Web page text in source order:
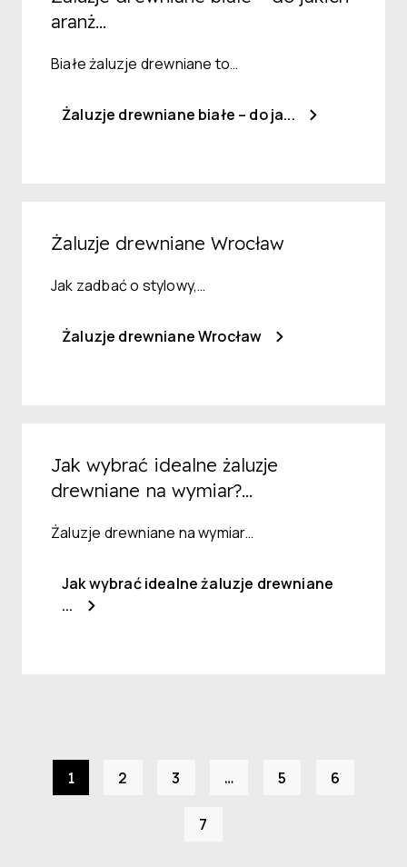
aranż...
Białe żaluzje drewniane to…
Żaluzje drewniane białe – do ja...
Żaluzje drewniane Wrocław
Jak zadbać o stylowy,…
Żaluzje drewniane Wrocław
Jak wybrać idealne żaluzje
drewniane na wymiar?...
Żaluzje drewniane na wymiar…
Jak wybrać idealne żaluzje drewniane
...
1 2 3 … 5 6
7